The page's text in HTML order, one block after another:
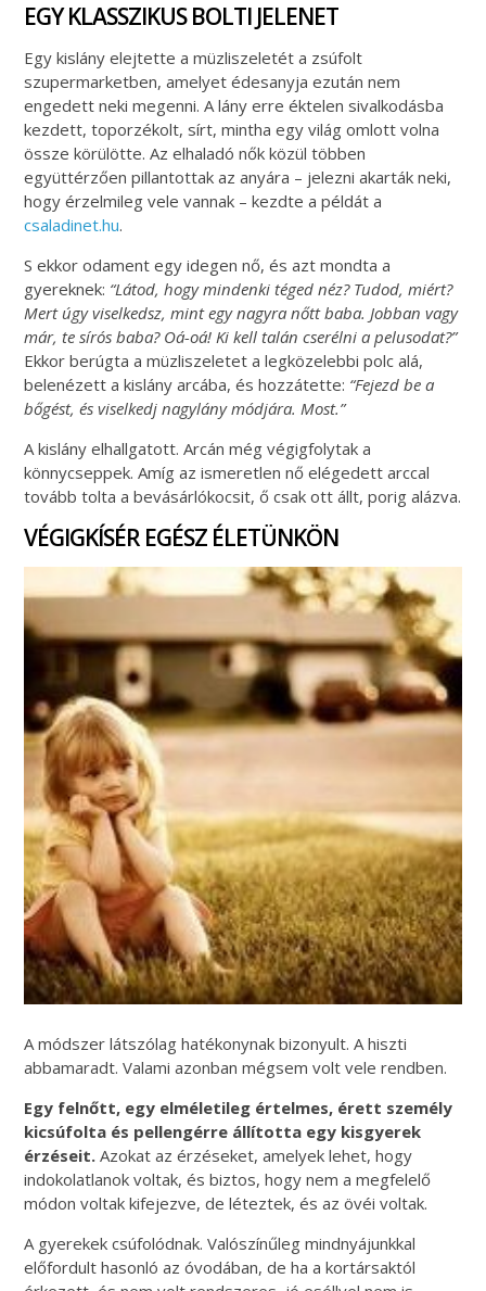
EGY KLASSZIKUS BOLTI JELENET
Egy kislány elejtette a müzliszeletét a zsúfolt
szupermarketben, amelyet édesanyja ezután nem
engedett neki megenni. A lány erre éktelen sivalkodásba
kezdett, toporzékolt, sírt, mintha egy világ omlott volna
össze körülötte. Az elhaladó nők közül többen
együttérzően pillantottak az anyára – jelezni akarták neki,
hogy érzelmileg vele vannak – kezdte a példát a
csaladinet.hu.
S ekkor odament egy idegen nő, és azt mondta a
gyereknek: “Látod, hogy mindenki téged néz? Tudod, miért?
Mert úgy viselkedsz, mint egy nagyra nőtt baba. Jobban vagy
már, te sírós baba? Oá-oá! Ki kell talán cserélni a pelusodat?”
Ekkor berúgta a müzliszeletet a legközelebbi polc alá,
belenézett a kislány arcába, és hozzátette: “Fejezd be a
bőgést, és viselkedj nagylány módjára. Most.”
A kislány elhallgatott. Arcán még végigfolytak a
könnycseppek. Amíg az ismeretlen nő elégedett arccal
tovább tolta a bevásárlókocsit, ő csak ott állt, porig alázva.
VÉGIGKÍSÉR EGÉSZ ÉLETÜNKÖN
A módszer látszólag hatékonynak bizonyult. A hiszti
abbamaradt. Valami azonban mégsem volt vele rendben.
Egy felnőtt, egy elméletileg értelmes, érett személy
kicsúfolta és pellengérre állította egy kisgyerek
érzéseit. Azokat az érzéseket, amelyek lehet, hogy
indokolatlanok voltak, és biztos, hogy nem a megfelelő
módon voltak kifejezve, de léteztek, és az övéi voltak.
A gyerekek csúfolódnak. Valószínűleg mindnyájunkkal
előfordult hasonló az óvodában, de ha a kortársaktól